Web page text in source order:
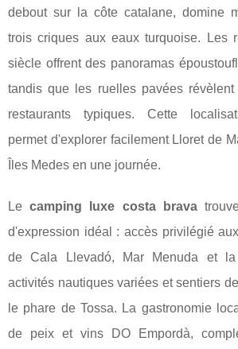
debout sur la côte catalane, domine
trois criques aux eaux turquoise. Les
siècle offrent des panoramas
tandis que les ruelles pavées
restaurants typiques. Cette
permet d'explorer facilement Lloret de
Îles Medes en une journée.
Lecamping luxe costa brava
d'expression idéal : accès privilégié
de Cala Llevadó, Mar Menuda et la
activités nautiques variées et sentiers
le phare de Tossa. La gastronomie
de peix et vins DO Empordà,